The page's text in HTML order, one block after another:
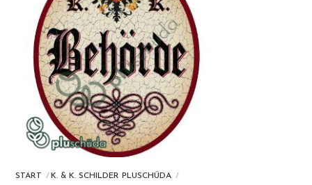
START K. & K. SCHILDER PLUSCHÜDA